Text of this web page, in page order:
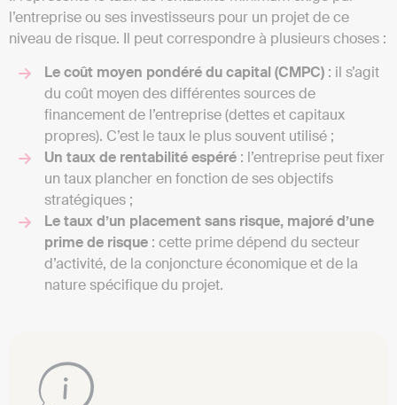
l’entreprise ou ses investisseurs pour un projet de ce
niveau de risque. Il peut correspondre à plusieurs choses :
Le coût moyen pondéré du capital (CMPC) : il s’agit
du coût moyen des différentes sources de
financement de l’entreprise (dettes et capitaux
propres). C’est le taux le plus souvent utilisé ;
Un taux de rentabilité espéré : l’entreprise peut fixer
un taux plancher en fonction de ses objectifs
stratégiques ;
Le taux d’un placement sans risque, majoré d’une
prime de risque : cette prime dépend du secteur
d’activité, de la conjoncture économique et de la
nature spécifique du projet.